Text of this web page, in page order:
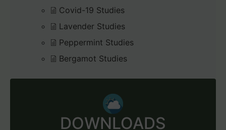
Covid-19 Studies
Lavender Studies
Peppermint Studies
Bergamot Studies
DOWNLOADS